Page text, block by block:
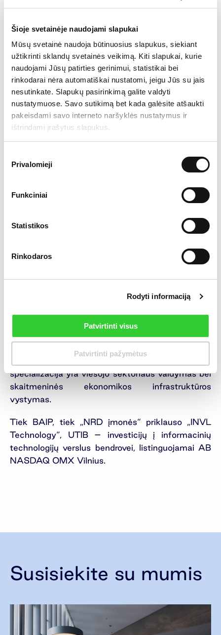
Šioje svetainėje naudojami slapukai
Mūsų svetainė naudoja būtinuosius slapukus, siekiant
užtikrinti sklandų svetainės veikimą. Kiti slapukai, kurie
naudojami Jūsų patirties gerinimui, statistikai bei
rinkodarai nėra automatiškai nustatomi, jeigu Jūs su jais
nesutinkate. Slapukų pasirinkimą galite valdyti
nustatymuose. Savo sutikimą bet kada galėsite atšaukti
pakeisdami savo interneto naršyklės nustatymus ir
ištrindami įrašytus slapukus.
pasirinkimas
Privalomieji
Funkciniai
Statistikos
Rinkodaros
Rodyti informaciją
Patvirtinti visus
Patvirtinti pažymėtus
programinės įrangos gamintojų verslo ir serviso
partnerė, BAIP savo klientams užtikrina visą
tiekimo grandinės ir įrangos gyvavimo ciklo
valdymą – nuo architektūros projektavimo,
įrangos parinkimo, pristatymo ir įdiegimo iki
profesionalios priežiūros, garantinio ir pogarantinio
aptarnavimo paslaugų.
BAIP savo klientams taip pat teikia modernios,
skaitmeninės darbo vietos strategijos sudarymo
vietos kaip paslaugos, daiktų interneto (angl.
spausdinimo-kopijavimo valdomas paslaugas
Apie ETRONIKA
UAB ETRONIKA yra „NRD įmonių“ grupės įmonė,
viena iš TOP-100 novatoriškiausių finansinių
pažangius skaitmeninės bankininkystės,
mažmeninės prekybos bei mobilaus parašo
technologijų ir konsultacinių įmonių grupė, kurios
specializacija yra viešojo sektoriaus valdymas bei
skaitmeninės ekonomikos infrastruktūros
vystymas.
Tiek BAIP, tiek „NRD įmonės“ priklauso „INVL
Technology“, UTIB – investicijų į informacinių
technologijų verslus bendrovei, listinguojamai AB
NASDAQ OMX Vilnius.
Susisiekite su mumis